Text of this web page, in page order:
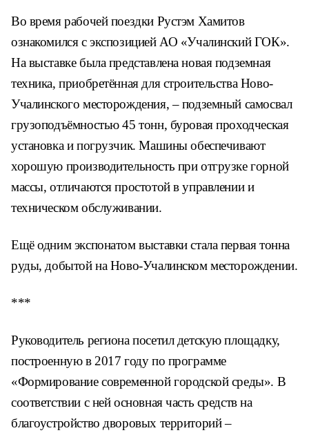
Во время рабочей поездки Рустэм Хамитов
ознакомился с экспозицией АО «Учалинский ГОК».
На выставке была представлена новая подземная
техника, приобретённая для строительства Ново-
Учалинского месторождения, – подземный самосвал
грузоподъёмностью 45 тонн, буровая проходческая
установка и погрузчик. Машины обеспечивают
хорошую производительность при отгрузке горной
массы, отличаются простотой в управлении и
техническом обслуживании.
Ещё одним экспонатом выставки стала первая тонна
руды, добытой на Ново-Учалинском месторождении.
***
Руководитель региона посетил детскую площадку,
построенную в 2017 году по программе
«Формирование современной городской среды». В
соответствии с ней основная часть средств на
благоустройство дворовых территорий –